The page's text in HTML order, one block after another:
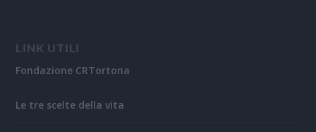
LINK UTILI
Fondazione CRTortona
Le tre scelte della vita